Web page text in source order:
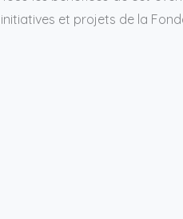
initiatives et projets de la